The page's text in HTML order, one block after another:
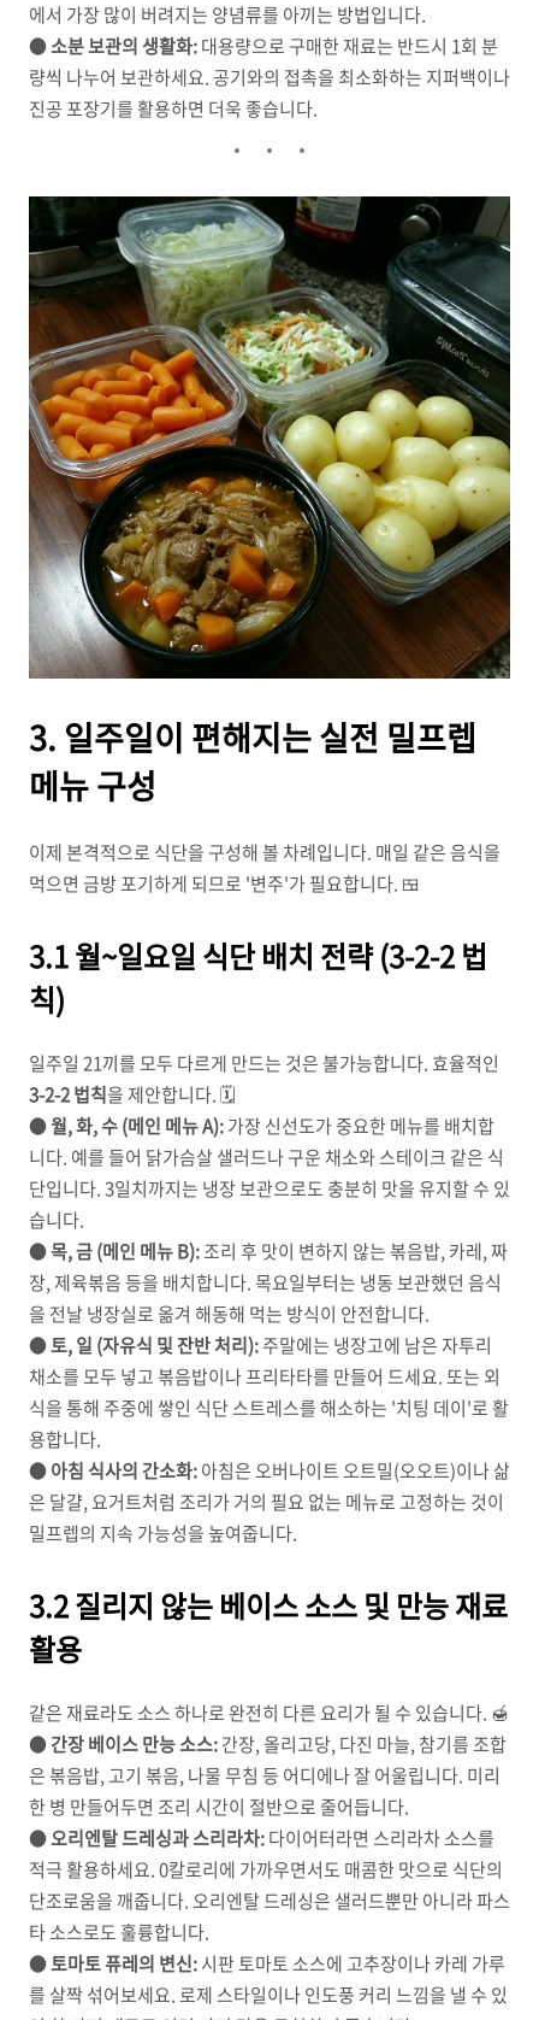
에서 가장 많이 버려지는 양념류를 아끼는 방법입니다.
●소분 보관의 생활화:대용량으로 구매한 재료는 반드시 1회 분
량씩 나누어 보관하세요. 공기와의 접촉을 최소화하는 지퍼백이나
진공 포장기를 활용하면 더욱 좋습니다.
3. 일주일이 편해지는 실전 밀프렙
메뉴 구성
이제 본격적으로 식단을 구성해 볼 차례입니다. 매일 같은 음식을
먹으면 금방 포기하게 되므로 '변주'가 필요합니다. 🍱
3.1 월~일요일 식단 배치 전략 (3-2-2 법
칙)
일주일 21끼를 모두 다르게 만드는 것은 불가능합니다. 효율적인
3-2-2 법칙을 제안합니다. 🗓️
●월, 화, 수 (메인 메뉴 A):가장 신선도가 중요한 메뉴를 배치합
니다. 예를 들어 닭가슴살 샐러드나 구운 채소와 스테이크 같은 식
단입니다. 3일치까지는 냉장 보관으로도 충분히 맛을 유지할 수 있
습니다.
●목, 금 (메인 메뉴 B):조리 후 맛이 변하지 않는 볶음밥, 카레, 짜
장, 제육볶음 등을 배치합니다. 목요일부터는 냉동 보관했던 음식
을 전날 냉장실로 옮겨 해동해 먹는 방식이 안전합니다.
●토, 일 (자유식 및 잔반 처리):주말에는 냉장고에 남은 자투리
채소를 모두 넣고 볶음밥이나 프리타타를 만들어 드세요. 또는 외
식을 통해 주중에 쌓인 식단 스트레스를 해소하는 '치팅 데이'로 활
용합니다.
●아침 식사의 간소화:아침은 오버나이트 오트밀(오오트)이나 삶
은 달걀, 요거트처럼 조리가 거의 필요 없는 메뉴로 고정하는 것이
밀프렙의 지속 가능성을 높여줍니다.
3.2 질리지 않는 베이스 소스 및 만능 재료
활용
같은 재료라도 소스 하나로 완전히 다른 요리가 될 수 있습니다. 🍯
●간장 베이스 만능 소스:간장, 올리고당, 다진 마늘, 참기름 조합
은 볶음밥, 고기 볶음, 나물 무침 등 어디에나 잘 어울립니다. 미리
한 병 만들어두면 조리 시간이 절반으로 줄어듭니다.
●오리엔탈 드레싱과 스리라차:다이어터라면 스리라차 소스를
적극 활용하세요. 0칼로리에 가까우면서도 매콤한 맛으로 식단의
단조로움을 깨줍니다. 오리엔탈 드레싱은 샐러드뿐만 아니라 파스
타 소스로도 훌륭합니다.
●토마토 퓨레의 변신:시판 토마토 소스에 고추장이나 카레 가루
를 살짝 섞어보세요. 로제 스타일이나 인도풍 커리 느낌을 낼 수 있